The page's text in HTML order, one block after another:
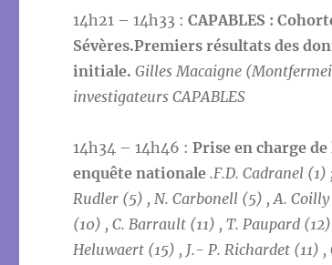
14h21 – 14h33 :CAPABLES :
Sévères.Premiers résultats des
initiale. Gilles Macaigne
investigateurs CAPABLES
14h34 – 14h46 :Prise en charge
enquête nationale .F.D. Cadranel
Rudler (5) , N. Carbonell (5) , A.
(10) , C. Barrault (11) , T. Paupard
Heluwaert (15) , J.- P. Richardet (11)